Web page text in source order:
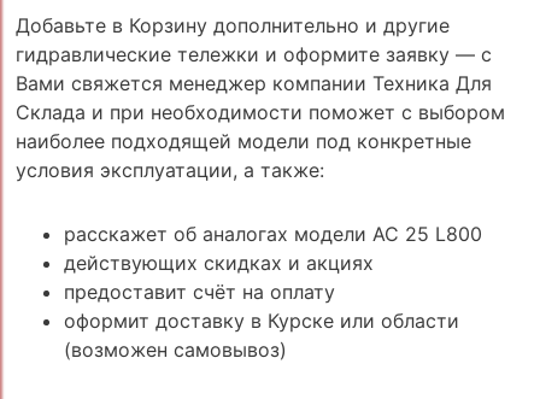
Добавьте в Корзину дополнительно и другие
гидравлические тележки и оформите заявку — с
Вами свяжется менеджер компании Техника Для
Склада и при необходимости поможет с выбором
наиболее подходящей модели под конкретные
условия эксплуатации, а также:
расскажет об аналогах модели AC 25 L800
действующих скидках и акциях
предоставит счёт на оплату
оформит доставку в Курске или области
(возможен самовывоз)